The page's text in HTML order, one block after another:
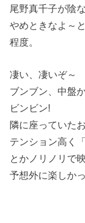
尾野真千子が陰
やめときなよ～
程度。
凄い、凄いぞ～
ブンブン、中盤
ビンビン!
隣に座っていた
テンション高く
とかノリノリで
予想外に楽しか